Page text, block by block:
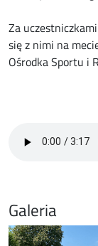
Za
się z nimi na
Ośrodka Sportu i
Galeria